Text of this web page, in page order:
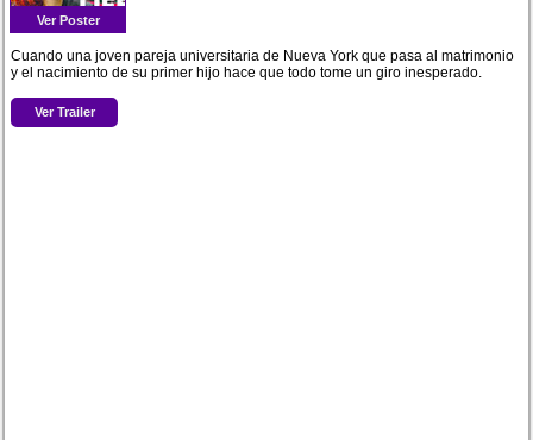
Ver Poster
Cuando una joven pareja universitaria de Nueva York que pasa al matrimonio
y el nacimiento de su primer hijo hace que todo tome un giro inesperado.
Ver Trailer